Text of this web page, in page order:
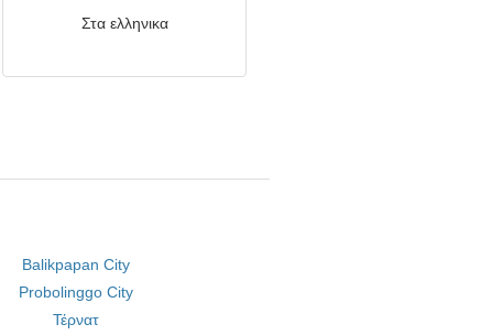
Στα ελληνικα
Balikpapan City
Probolinggo City
Τέρνατ